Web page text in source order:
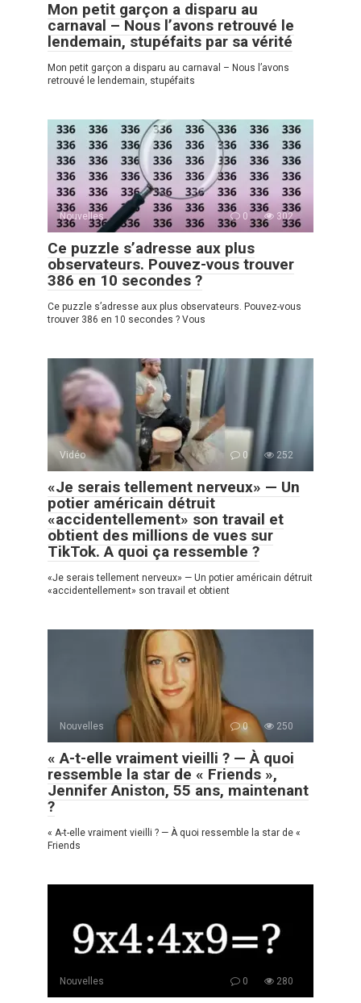
Mon petit garçon a disparu au
carnaval – Nous l’avons retrouvé le
lendemain, stupéfaits par sa vérité
Mon petit garçon a disparu au carnaval – Nous l’avons
retrouvé le lendemain, stupéfaits
Nouvelles 0 302
Ce puzzle s’adresse aux plus
observateurs. Pouvez-vous trouver
386 en 10 secondes ?
Ce puzzle s’adresse aux plus observateurs. Pouvez-vous
trouver 386 en 10 secondes ? Vous
Vidéo 0 252
«Je serais tellement nerveux» — Un
potier américain détruit
«accidentellement» son travail et
obtient des millions de vues sur
TikTok. A quoi ça ressemble ?
«Je serais tellement nerveux» — Un potier américain détruit
«accidentellement» son travail et obtient
Nouvelles 0 250
« A-t-elle vraiment vieilli ? — À quoi
ressemble la star de « Friends »,
Jennifer Aniston, 55 ans, maintenant
?
« A-t-elle vraiment vieilli ? — À quoi ressemble la star de «
Friends
Nouvelles 0 280